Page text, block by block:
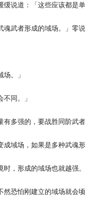
道：「这些应该都是单
武者形成的域场。」零说
。」
同。」
强的，要战胜同阶武者
场，如果是多种武魂形
，形成的域场也就越强。
恐怕刚建立的域场就会顷